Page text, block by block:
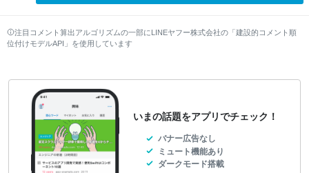
注目コメント算出アルゴリズムの一部にLINEヤフー株式会社の「建設的コメント順
位付けモデルAPI」を使用しています
いまの話題をアプリでチェック！
バナー広告なし
ミュート機能あり
ダークモード搭載